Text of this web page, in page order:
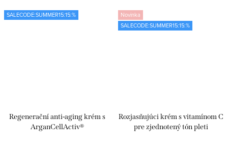
SALECODE:SUMMER15:15:%
Regenerační anti-aging krém s
ArganCellActiv®
Novinka
SALECODE:SUMMER15:15:%
Rozjasňujúci krém s vitamínom C
pre zjednotený tón pleti